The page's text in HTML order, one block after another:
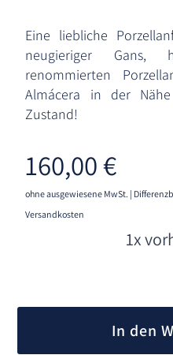
Eine liebliche
neugieriger Gans,
renommierten
Almácera in der
Zustand!
160,00€
ohne ausgewiesene MwSt. |
Versandkosten
1x
In den